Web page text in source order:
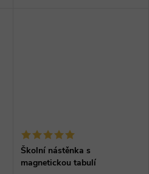
Školní nástěnka s
magnetickou tabulí